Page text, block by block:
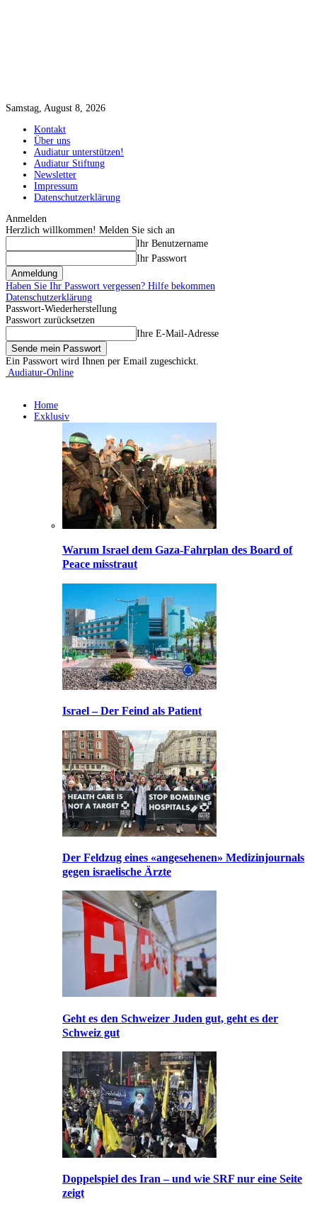
Samstag, August 8, 2026
Kontakt
Über uns
Audiatur unterstützen!
Audiatur Stiftung
Newsletter
Impressum
Datenschutzerklärung
Anmelden
Herzlich willkommen! Melden Sie sich an
Ihr Benutzername
Ihr Passwort
Haben Sie Ihr Passwort vergessen? Hilfe bekommen
Datenschutzerklärung
Passwort-Wiederherstellung
Passwort zurücksetzen
Ihre E-Mail-Adresse
Ein Passwort wird Ihnen per Email zugeschickt.
Audiatur-Online
Home
Exklusiv
Warum Israel dem Gaza-Fahrplan des Board of
Peace misstraut
Israel – Der Feind als Patient
Der Feldzug eines «angesehenen» Medizinjournals
gegen israelische Ärzte
Geht es den Schweizer Juden gut, geht es der
Schweiz gut
Doppelspiel des Iran – und wie SRF nur eine Seite
zeigt